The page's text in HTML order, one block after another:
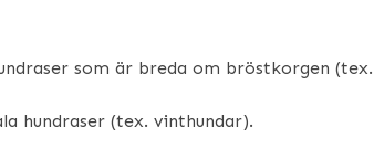
som är breda om bröstkorgen (tex.
hundraser (tex. vinthundar).